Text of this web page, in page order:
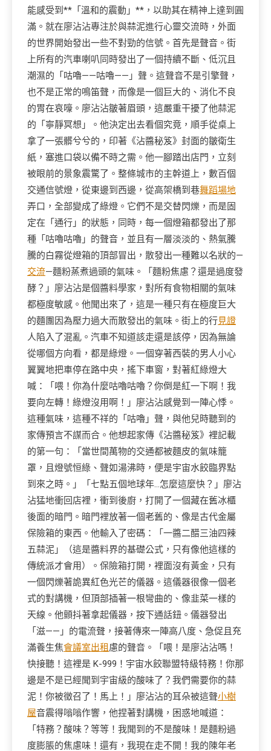
能感受到**「溫和的震動」**，以助其在精神上達到圓
滿。就在廖沾沾專注於與蒜泥進行心靈交流時，外面
的世界開始發出一些不對勁的信號。首先是聲音。街
上所有的汽車喇叭同時發出了一個持續不斷、低沉且
潮濕的「咕嚕——咕嚕——」聲。這聲音不是引擎聲，
也不是正常的鳴笛聲，而像是一個巨大的、消化不良
的胃在哀嚎。廖沾沾皺著眉頭，這嚴重干擾了他蒜泥
的「寧靜冥想」。他決定出去看個究竟，順手從桌上
拿了一張髒兮兮的，印著《沾醬秘笈》封面的皺衛生
紙，塞進口袋以備不時之需。他一腳踏出店門，立刻
被眼前的景象震驚了。整條城市的主幹道上，數百個
交通信號燈，從東邊到西邊，從高架橋到巷舞蹈場地
弄口，全部變成了綠燈。它們不是交替閃爍，而是固
定在「通行」的狀態，同時，每一個燈箱都發出了那
種「咕嚕咕嚕」的聲音，並且有一層淡淡的、熱氣騰
騰的白霧從燈箱的頂部冒出，散發出一種難以名狀的—
交流—麵粉蒸煮過頭的氣味。「麵粉焦慮？還是過度發
酵？」廖沾沾是個醬料學家，對所有食物相關的氣味
都極度敏感。他聞出來了，這是一種只有在極度巨大
的麵團因為壓力過大而散發出的氣味。街上的行見證
人陷入了混亂。汽車不知道該走還是該停，因為無論
從哪個方向看，都是綠燈。一個穿著西裝的男人小心
翼翼地把車停在路中央，搖下車窗，對著紅綠燈大
喊：「喂！你為什麼咕嚕咕嚕？你倒是紅一下啊！我
要向左轉！綠燈沒用啊！」廖沾沾感覺到一陣心悸。
這種氣味，這種不祥的「咕嚕」聲，與他兒時聽到的
家傳預言不謀而合。他想起家傳《沾醬秘笈》裡記載
的第一句：「當世間萬物的交通都被麵皮的氣味籠
罩，且燈號恒綠、聲如湯沸時，便是宇宙水餃臨界點
到來之時。」「七點五個地球年…怎麼這麼快？」廖沾
沾猛地衝回店裡，衝到後廚，打開了一個藏在舊冰櫃
後面的暗門。暗門裡放著一個老舊的、像是古代金屬
保險箱的東西。他輸入了密碼：「一醬二醋三油四辣
五蒜泥」（這是醬料界的基礎公式，只有像他這樣的
傳統派才會用）。保險箱打開，裡面沒有黃金，只有
一個閃爍著詭異紅色光芒的儀器。這儀器很像一個老
式的對講機，但頂部插著一根彎曲的、像韭菜一樣的
天線。他顫抖著拿起儀器，按下通話鈕。儀器發出
「滋——」的電流聲，接著傳來一陣高八度、急促且充
滿養生焦會議室出租 慮的聲音。「喂！是廖沾沾嗎！
快接聽！這裡是 K-999！宇宙水餃聯盟特級特務！你那
邊是不是已經聞到宇宙級的酸味了？我們需要你的蒜
泥！你被徵召了！馬上！」廖沾沾的耳朵被這聲小樹
屋音震得嗡嗡作響，他捏著對講機，困惑地喊道：
「特務？酸味？等等！我聞到的不是酸味！是麵粉過
度膨脹的焦慮味！還有，我現在走不開！我的陳年老